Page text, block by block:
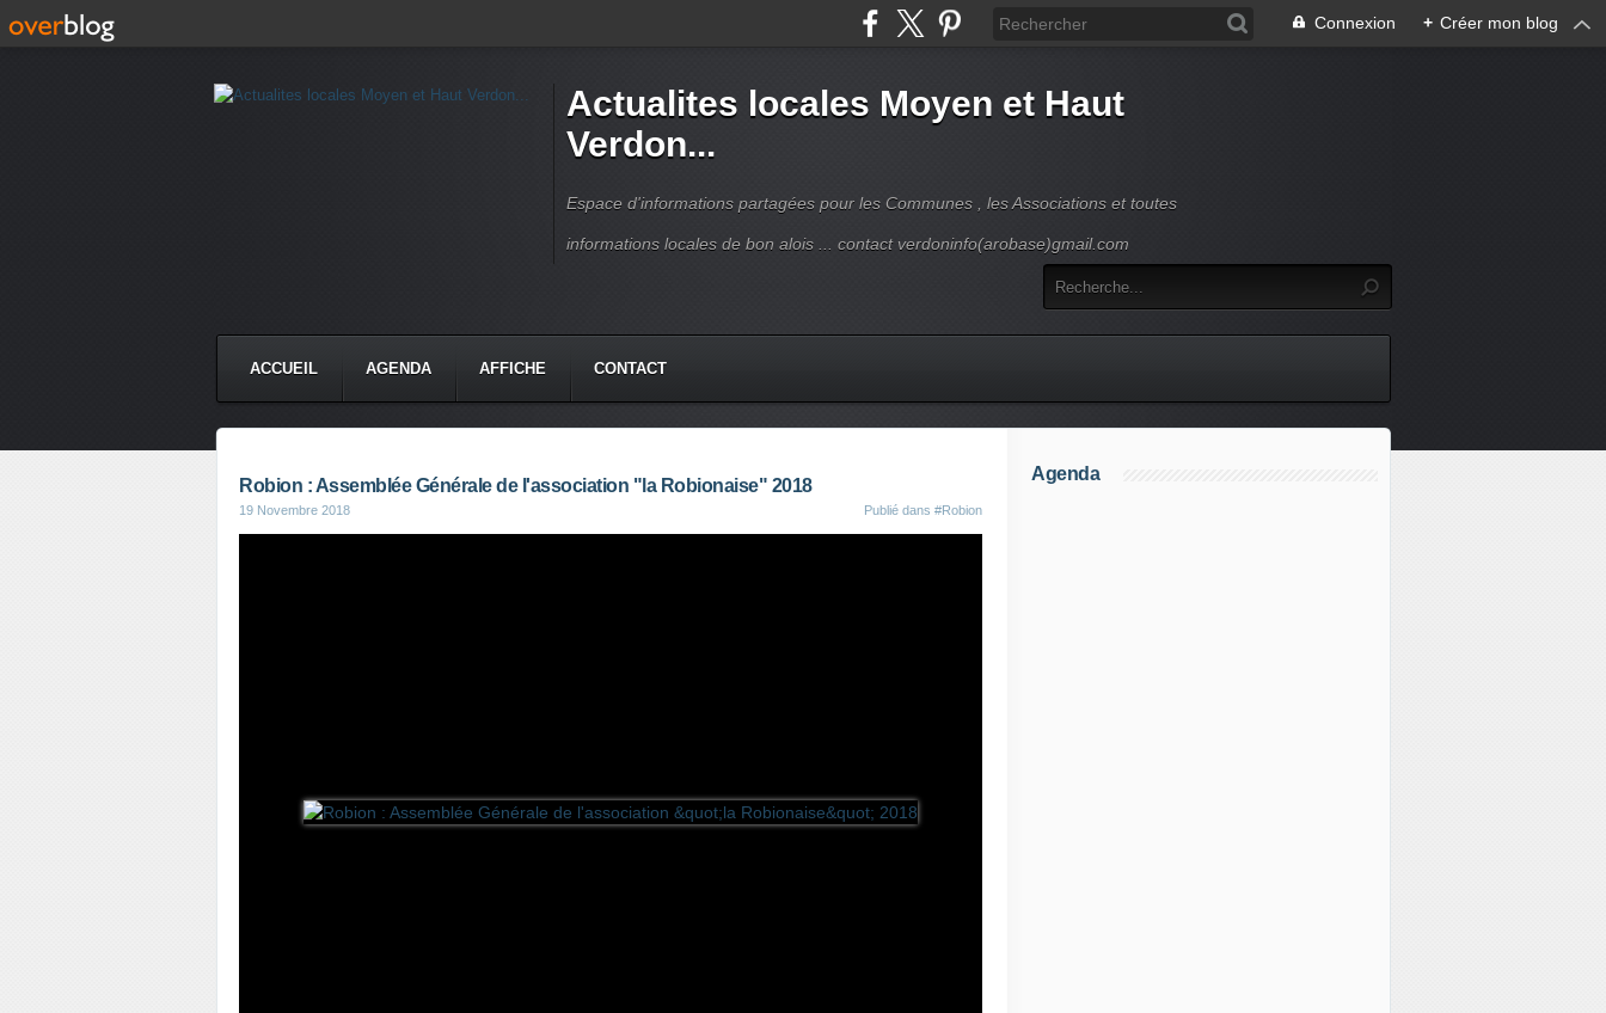
Connexion + Créer mon blog
Actualites locales Moyen et Haut
Verdon...
Espace d'informations partagées pour les Communes , les Associations et toutes
informations locales de bon alois ... contact verdoninfo(arobase)gmail.com
ACCUEIL AGENDA AFFICHE CONTACT
Robion : Assemblée Générale de l'association "la Robionaise" 2018
19 Novembre 2018 Publié dans #Robion
Agenda